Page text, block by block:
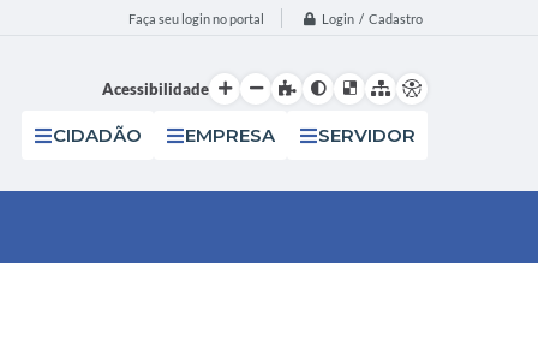
Faça seu login no portal Login / Cadastro
Acessibilidade
CIDADÃO EMPRESA SERVIDOR